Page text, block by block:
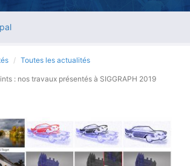
Toutes les actualités
: nos travaux présentés à SIGGRAPH 2019